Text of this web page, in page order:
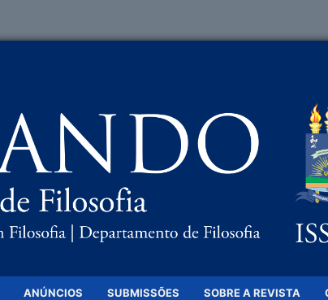
ANÚNCIOS SUBMISSÕES SOBRE A REVISTA